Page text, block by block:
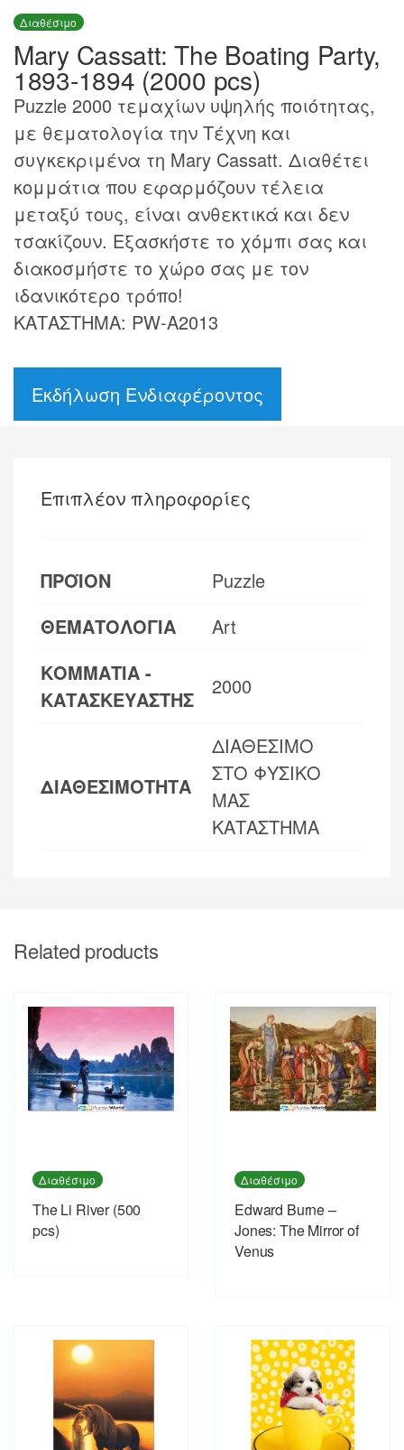
Διαθέσιμο
Mary Cassatt: The Boating Party,
1893-1894 (2000 pcs)
Puzzle 2000 τεμαχίων υψηλής ποιότητας,
με θεματολογία την Τέχνη και
συγκεκριμένα τη Mary Cassatt. Διαθέτει
κομμάτια που εφαρμόζουν τέλεια
μεταξύ τους, είναι ανθεκτικά και δεν
τσακίζουν. Εξασκήστε το χόμπι σας και
διακοσμήστε το χώρο σας με τον
ιδανικότερο τρόπο!
ΚΑΤΑΣΤΗΜΑ: PW-A2013
Εκδήλωση Ενδιαφέροντος
Επιπλέον πληροφορίες
ΠΡΟΪΟΝ
Puzzle
ΘΕΜΑΤΟΛΟΓΙΑ
Art
ΚΟΜΜΑΤΙΑ -
ΚΑΤΑΣΚΕΥΑΣΤΗΣ
2000
ΔΙΑΘΕΣΙΜΟΤΗΤΑ
ΔΙΑΘΕΣΙΜΟ
ΣΤΟ ΦΥΣΙΚΟ
ΜΑΣ
ΚΑΤΑΣΤΗΜΑ
Related products
Διαθέσιμο
The Li River (500
pcs)
Διαθέσιμο
Edward Burne –
Jones: The Mirror of
Venus